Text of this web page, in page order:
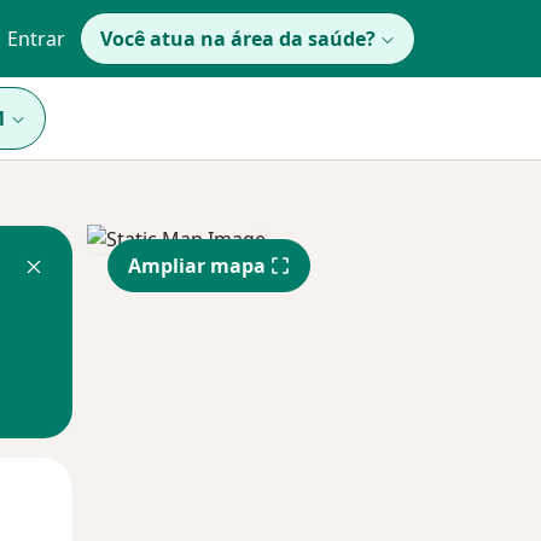
Entrar Você atua na área da saúde?
Ampliar mapa